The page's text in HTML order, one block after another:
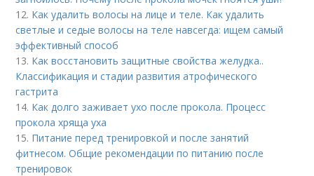
12. Как удалить волосы на лице и теле. Как удалить
светлые и седые волосы на теле навсегда: ищем самый
эффективный способ
13. Как восстановить защитные свойства желудка..
Классификация и стадии развития атрофического
гастрита
14. Как долго заживает ухо после прокола. Процесс
прокола хряща уха
15. Питание перед тренировкой и после занятий
фитнесом. Общие рекомендации по питанию после
тренировок